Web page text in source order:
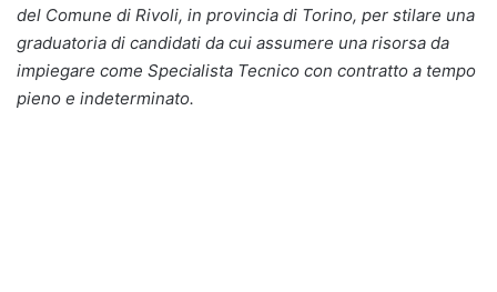
del Comune di Rivoli, in provincia di Torino, per stilare una
graduatoria di candidati da cui assumere una risorsa da
impiegare come Specialista Tecnico con contratto a tempo
pieno e indeterminato.